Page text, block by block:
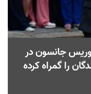
بوریس جانسون در
را گمراه کرده